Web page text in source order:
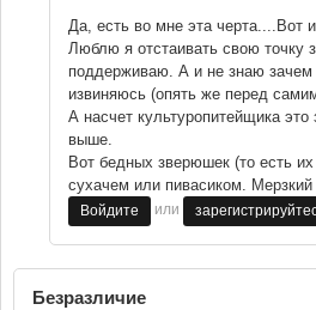
Да, есть во мне эта черта....Вот
Люблю я отстаивать свою точку
поддерживаю. А и не знаю
извиняюсь (опять же перед
А насчет культуропитейщика
выше.
Вот бедных зверюшек (то есть
сухачем или пивасиком. Мерзкий
Войдите или
Безразличие